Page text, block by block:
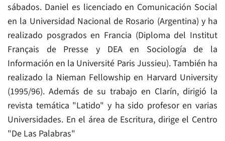
sábados. Daniel es licenciado en Comunicación Social
en la Universidad Nacional de Rosario (Argentina) y ha
realizado posgrados en Francia (Diploma del Institut
Français de Presse y DEA en Sociología de la
Información en la Université Paris Jussieu). También ha
realizado la Nieman Fellowship en Harvard University
(1995/96). Además de su trabajo en Clarín, dirigió la
revista temática "Latido" y ha sido profesor en varias
Universidades. En el área de Escritura, dirige el Centro
"De Las Palabras"